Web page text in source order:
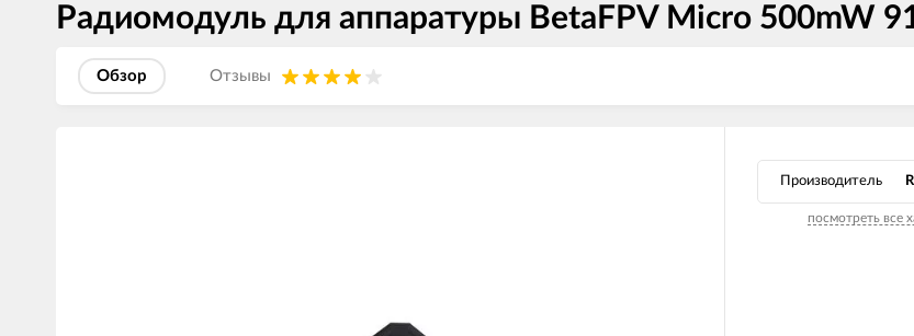
Радиомодуль для аппаратуры BetaFPV Micro 500mW
Обзор Отзывы
Производитель
посмотреть все